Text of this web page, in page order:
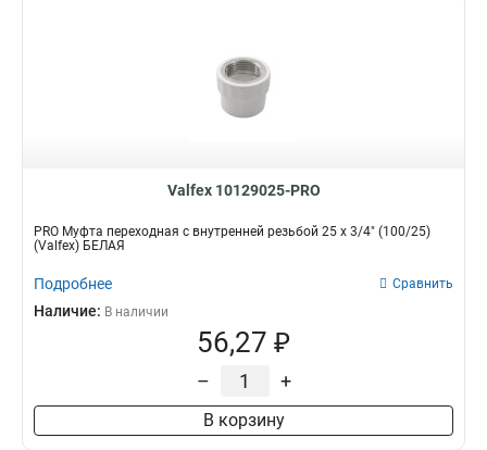
Valfex 10129025-PRO
PRO Муфта переходная с внутренней резьбой 25 x 3/4" (100/25)
(Valfex) БЕЛАЯ
Подробнее Сравнить
Наличие: В наличии
56,27 ₽
– +
В корзину